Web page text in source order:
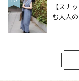
【スナ
む大人